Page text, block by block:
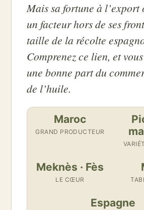
Mais sa fortune à l’export
un facteur hors de ses
taille de la récolte
Comprenez ce lien, et
une bonne part du
de l’huile.
Maroc
GRAND PRODUCTEUR
Meknès · Fès
LE CŒUR
Espagne